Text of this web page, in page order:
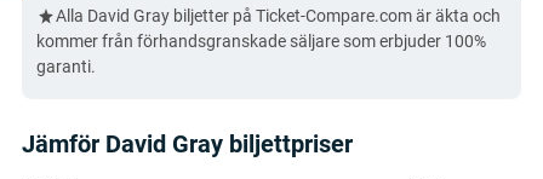
Alla David Gray biljetter på Ticket-Compare.com är äkta och
kommer från förhandsgranskade säljare som erbjuder 100%
garanti.
Jämför David Gray biljettpriser